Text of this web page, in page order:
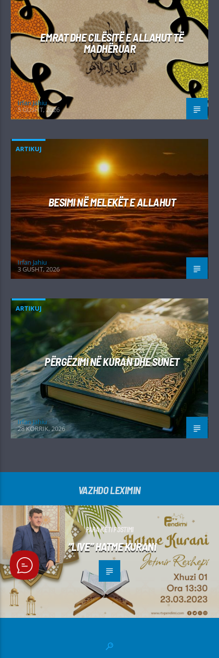
EMRAT DHE CILËSITË E ALLAHUT TË
MADHËRUAR
Irfan Jahiu
5 GUSHT, 2026
ARTIKUJ
BESIMI NË MELEKËT E ALLAHUT
Irfan Jahiu
3 GUSHT, 2026
ARTIKUJ
PËRGËZIMI NË KURAN DHE SUNET
Irfan Jahiu
28 KORRIK, 2026
VAZHDO LEXIMIN
PARA KËTI POSTIMI
“LIVE” HATME KURANI